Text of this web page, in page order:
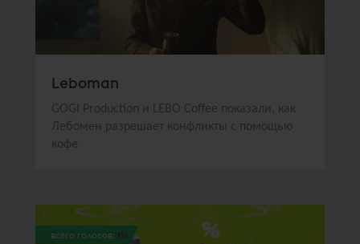
Leboman
GOGI Production и LEBO Coffee показали, как
Лебомен разрешает конфликты с помощью
кофе
всего голосов: 131